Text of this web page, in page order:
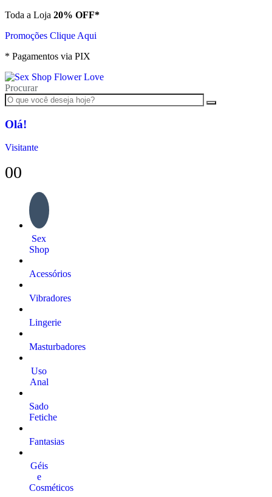
Toda a Loja 20% OFF*
Promoções Clique Aqui
* Pagamentos via PIX
Procurar
Olá!
Visitante
00
Sex
Shop
Acessórios
Vibradores
Lingerie
Masturbadores
Uso
Anal
Sado
Fetiche
Fantasias
Géis
e
Cosméticos